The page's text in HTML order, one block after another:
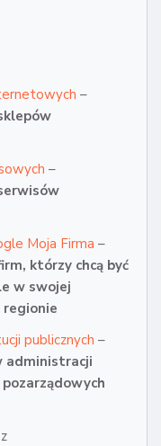
–
–
Moja Firma –
którzy chcą być
w swojej
regionie
publicznych –
administracji